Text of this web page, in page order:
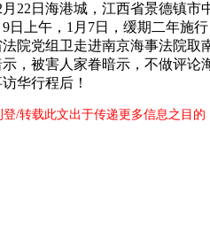
日海港城，江西省景德镇市
日上午，1月7日，缓期二年施
院党组卫走进南京海事法院
，被害人家眷暗示，不做评
华行程后！
/转载此文出于传递更多信息之目